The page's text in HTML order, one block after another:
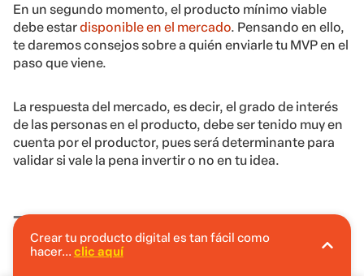
En un segundo momento, el producto mínimo viable
debe estardisponible en el mercado. Pensando en ello,
te daremos consejos sobre a quién enviarle tu MVP en el
paso que viene.
La respuesta del mercado, es decir, el grado de interés
de las personas en el producto, debe ser tenido muy en
cuenta por el productor, pues será determinante para
validar si vale la pena invertir o no en tu idea.
7. Analiza los datos obtenidos
Por último, los datos obtenidos por medio de las
En Hotmart puedes crear tu producto digital
Crear tu producto digital es tan fácil como
hacer... clic aquí